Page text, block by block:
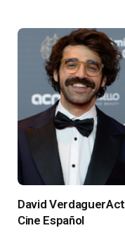
David
Cine Español